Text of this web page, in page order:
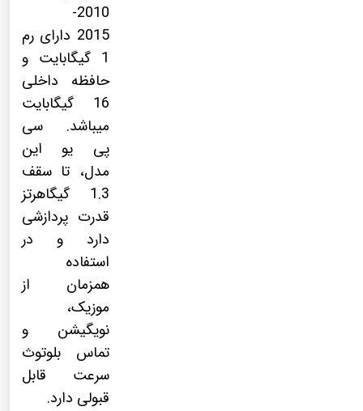
2010-
2015 دارای رم
1 گیگابایت و
حافظه داخلی
16 گیگابایت
میباشد. سی
پی یو این
مدل، تا سقف
1.3 گیگاهرتز
قدرت پردازشی
دارد و در
استفاده
همزمان از
موزیک،
نویگیشن و
تماس بلوتوث
سرعت قابل
قبولی دارد.